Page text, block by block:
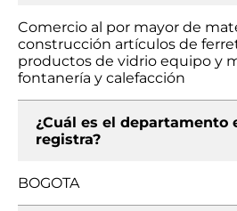
Comercio al por mayor de
construcción artículos de
productos de vidrio equipo y
fontanería y calefacción
¿Cuál es el departamento
registra?
BOGOTA